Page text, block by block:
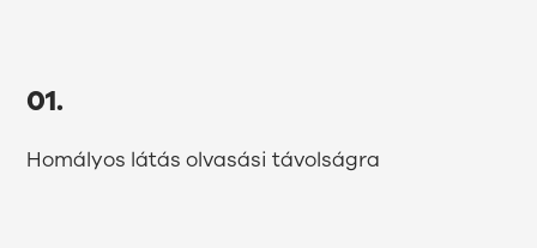
01.
Homályos látás olvasási távolságra